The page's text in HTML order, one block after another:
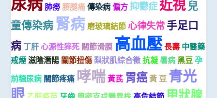
肺癆 腰腿痛 傳染病 偏方 抑鬱症近視 兒
童傳染病 腎病 磨玻璃結節 心律失常手足口
病 丁肝 心源性猝死 關節滑膜 高血壓長壽 中醫藥
戒煙 滋陰潛陽 關節扭傷梨狀肌綜合徵 抗凝 暑病 黑豆 孕
前糖尿病 關節疼痛 哮喘 黃芪 胃癌 黃 豆 青光
眼
甲狀腺